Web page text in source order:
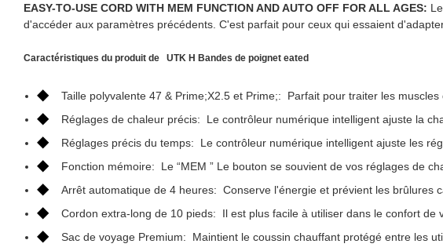
EASY-TO-USE CORD WITH MEM FUNCTION AND AUTO OFF FOR ALL AGES:
d'accéder aux paramètres précédents. C'est parfait pour ceux qui essaient
Caractéristiques du produit de UTK H Bandes de poignet eated
◆ Taille polyvalente 47 & Prime;X2.5 et Prime;: Parfait pour traiter les
◆ Réglages de chaleur précis: Le contrôleur numérique intelligent ajuste la
◆ Réglages précis du temps: Le contrôleur numérique intelligent ajuste les
◆ Fonction mémoire: Le “MEM ” Le bouton se souvient de vos réglages de
◆ Arrêt automatique de 4 heures: Conserve l'énergie et prévient les brûlures
◆ Cordon extra-long de 10 pieds: Il est plus facile à utiliser dans le confort de
◆ Sac de voyage Premium: Maintient le coussin chauffant protégé entre les